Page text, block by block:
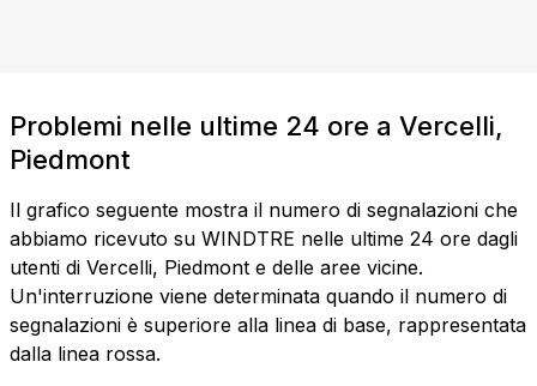
Problemi nelle ultime 24 ore a Vercelli,
Piedmont
Il grafico seguente mostra il numero di segnalazioni che
abbiamo ricevuto su WINDTRE nelle ultime 24 ore dagli
utenti di Vercelli, Piedmont e delle aree vicine.
Un'interruzione viene determinata quando il numero di
segnalazioni è superiore alla linea di base, rappresentata
dalla linea rossa.